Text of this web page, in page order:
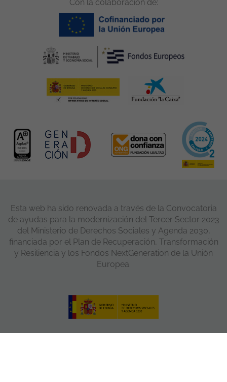
Con la colaboración de:
Esta web ha sido renovada a través de la Convocatoria
de ayudas para la modernización del Tercer Sector 2023
del Ministerio de Derechos Sociales y Agenda 2030,
financiada por el Plan de Recuperación, Transformación
y Resiliencia y los Fondos NextGeneration de la Unión
Europea.